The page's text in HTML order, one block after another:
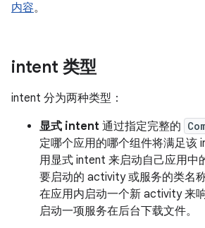
内容。
intent 类型
intent 分为两种类型：
显式 intent 通过指定完整的
定哪个应用的哪个组件将满足该
用显式 intent 来启动自己应用中
要启动的 activity 或服务的类名
在应用内启动一个新 activity 来
启动一项服务在后台下载文件。